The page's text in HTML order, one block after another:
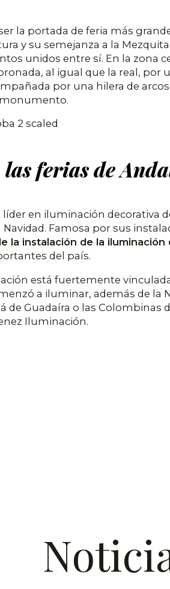
la portada de feria más
y su semejanza a la
unidos entre sí. En la zona
al igual que la real, por
por una hilera de
monumento.
ferias de
en iluminación decorativa
Famosa por sus
la instalación de la
del país.
está fuertemente
a iluminar, además de la
de Guadaíra o las Colombinas
Iluminación.